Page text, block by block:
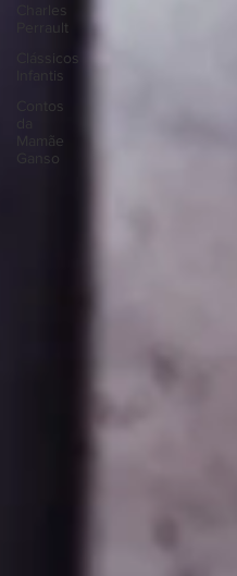
Charles
Perrault
Clássicos
Infantis
Contos
Mamãe
Ganso